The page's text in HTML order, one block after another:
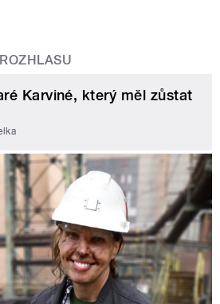
Karviné, který měl zůstat